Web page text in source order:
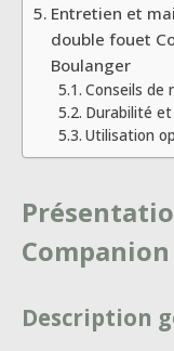
Entretien et
double fouet
Boulanger
Conseils de
Durabilité
Utilisation
Description